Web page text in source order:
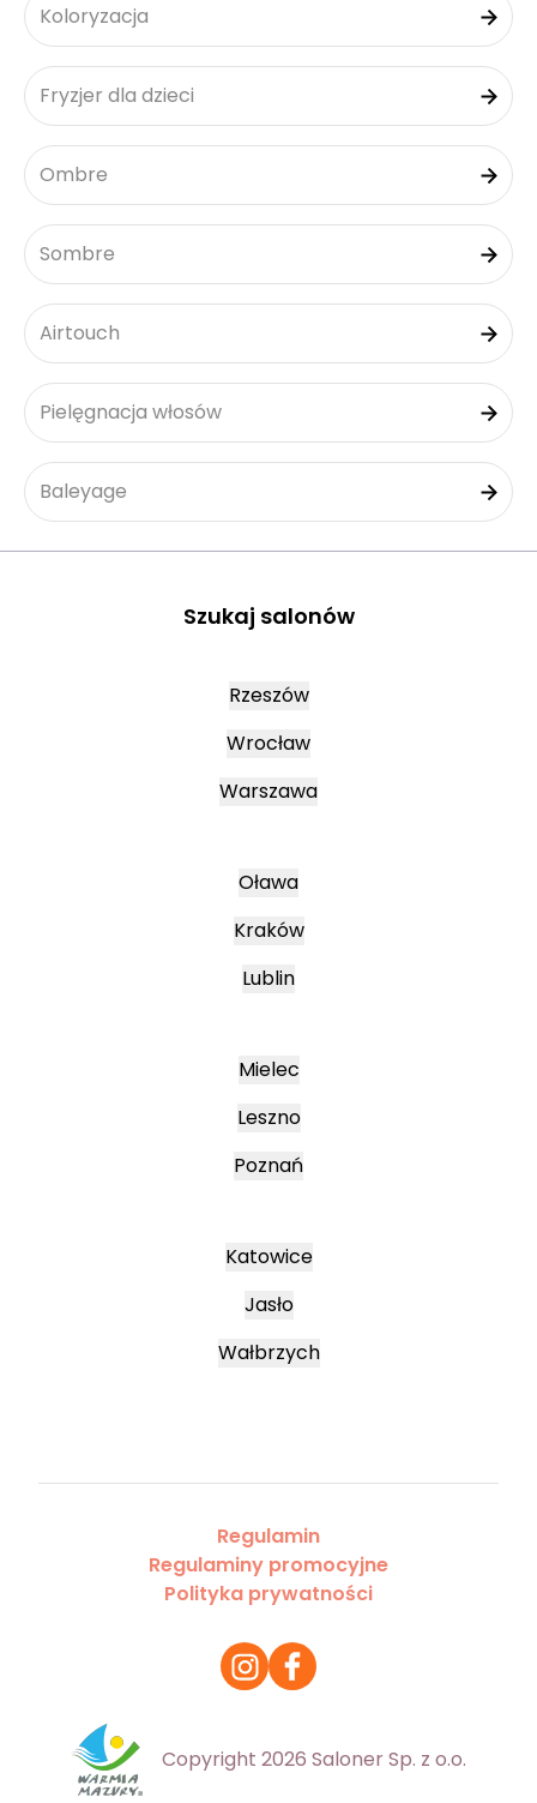
Koloryzacja
Fryzjer dla dzieci
Ombre
Sombre
Airtouch
Pielęgnacja włosów
Baleyage
Szukaj salonów
Rzeszów
Wrocław
Warszawa
Oława
Kraków
Lublin
Mielec
Leszno
Poznań
Katowice
Jasło
Wałbrzych
Regulamin
Regulaminy promocyjne
Polityka prywatności
Copyright 2026 Saloner Sp. z o.o.